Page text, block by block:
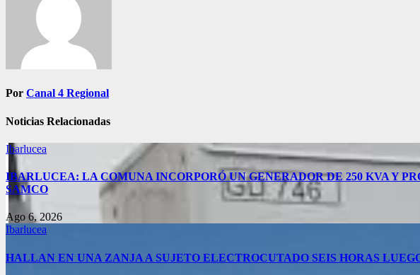
entradas
Por Canal 4 Regional
Noticias Relacionadas
Ibarlucea
IBARLUCEA: LA COMUNA INCORPORÓ UN GENERADOR DE 250 KVA Y
SAMCO
Ago 6, 2026
Ibarlucea
HALLAN EN UNA ZANJA A SUJETO ELECTROCUTADO SEIS HORAS